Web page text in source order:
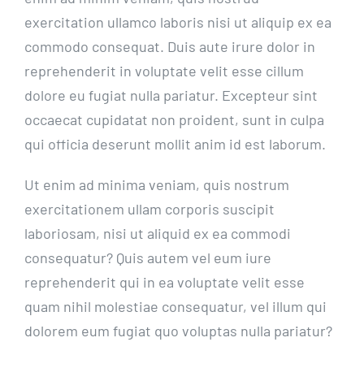
exercitation ullamco laboris nisi ut aliquip ex ea
commodo consequat. Duis aute irure dolor in
reprehenderit in voluptate velit esse cillum
dolore eu fugiat nulla pariatur. Excepteur sint
occaecat cupidatat non proident, sunt in culpa
qui officia deserunt mollit anim id est laborum.
Ut enim ad minima veniam, quis nostrum
exercitationem ullam corporis suscipit
laboriosam, nisi ut aliquid ex ea commodi
consequatur? Quis autem vel eum iure
reprehenderit qui in ea voluptate velit esse
quam nihil molestiae consequatur, vel illum qui
dolorem eum fugiat quo voluptas nulla pariatur?